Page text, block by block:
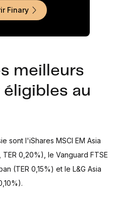
Finary
meilleurs
éligibles au
sont l'iShares MSCI EM Asia
0,20%), le Vanguard FTSE
(TER 0,15%) et le L&G Asia